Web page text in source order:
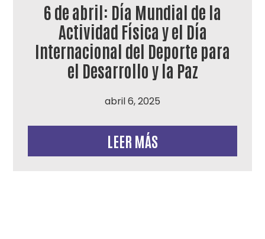
6 de abril: Día Mundial de la
Actividad Física y el Día
Internacional del Deporte para
el Desarrollo y la Paz
abril 6, 2025
LEER MÁS